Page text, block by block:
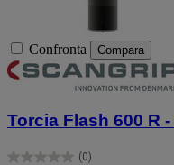
Confronta Compara
Torcia Flash 600 R
(0)